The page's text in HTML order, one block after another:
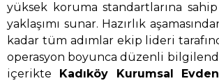
yüksek koruma standartlarına sahip
yaklaşımı sunar. Hazırlık
kadar tüm adımlar ekip lideri
operasyon boyunca düzenli
içerikte
Kadıköy Kurumsal